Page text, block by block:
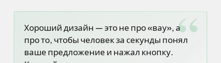
“
Хороший дизайн — это не про «вау», а
про то, чтобы человек за секунды понял
ваше предложение и нажал кнопку.